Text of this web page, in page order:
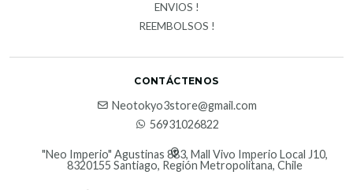
ENVIOS !
REEMBOLSOS !
CONTÁCTENOS
Neotokyo3store@gmail.com
56931026822
"Neo Imperio" Agustinas 883, Mall Vivo Imperio Local J10,
8320155 Santiago, Región Metropolitana, Chile